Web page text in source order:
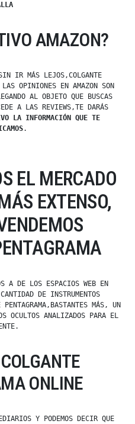
AMAZON?
IR MÁS LEJOS,COLGANTE
LAS OPINIONES EN AMAZON SON
AL OBJETO QUE BUSCAS
A LAS REVIEWS,TE DARÁS
LA INFORMACIÓN QUE TE
.
EL MERCADO
EXTENSO,
A DE LOS ESPACIOS WEB EN
DE INSTRUMENTOS
MÁS, UN
OCULTOS ANALIZADOS PARA EL
ONLINE
Y PODEMOS DECIR QUE